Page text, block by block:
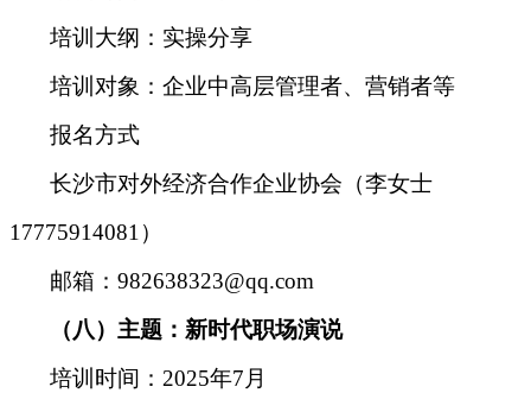
培训大纲 ： 实操分享
培训对象 ： 企业中高层管理者、营销者等
报名方式
长沙市对外经济合作企业协会（李女士
17775914081）
邮箱：982638323@qq.com
（八）主题：新时代职场演说
培训时间：2025年7月